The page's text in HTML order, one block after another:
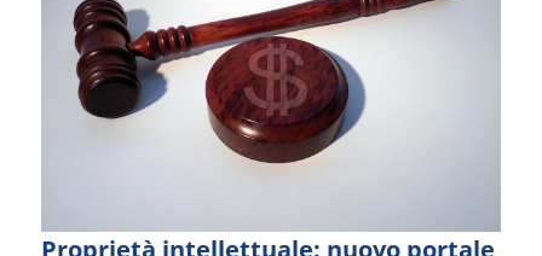
Proprietà intellettuale: nuovo portale